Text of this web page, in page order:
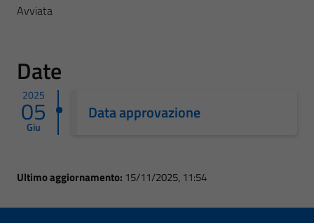
Avviata
Date
2025
05
Giu
Data approvazione
Ultimo aggiornamento: 15/11/2025, 11:54